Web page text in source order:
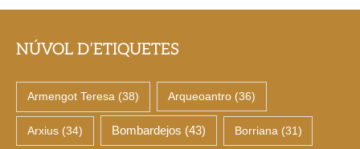
NÚVOL D’ETIQUETES
Armengot Teresa (38) Arqueoantro(36)
Arxius(34) Bombardejos (43) Borriana (31)